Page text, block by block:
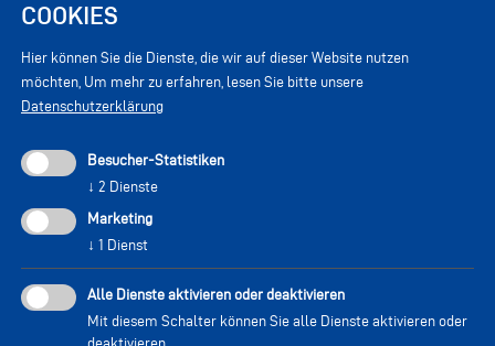
Sicherheitscode neu generieren
Ich akzeptiere diePrivacy-Bestimmungen, damit meine
COOKIES
Hier können Sie die Dienste, die wir auf dieser Website nutzen
möchten, Um mehr zu erfahren, lesen Sie bitte unsere
Datenschutzerklärung
Besucher-Statistiken
↓ 2 Dienste
Marketing
↓ 1 Dienst
Alle Dienste aktivieren oder deaktivieren
Mit diesem Schalter können Sie alle Dienste aktivieren oder